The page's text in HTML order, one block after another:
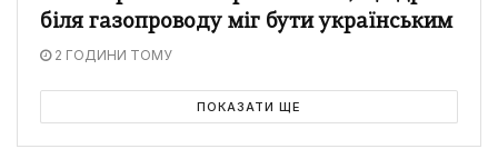
біля газопроводу міг бути українським
2 ГОДИНИ ТОМУ
ПОКАЗАТИ ЩЕ